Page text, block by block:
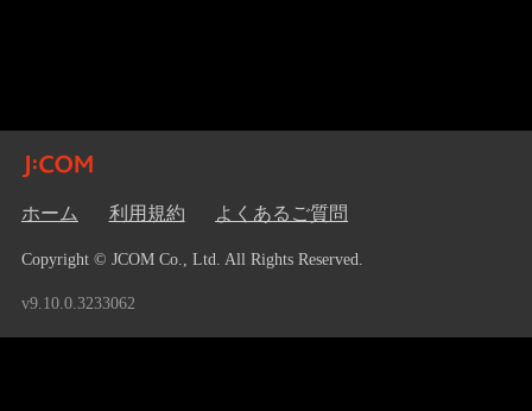
ホーム 利用規約 よくあるご質問
Copyright © JCOM Co., Ltd. All Rights Reserved.
v9.10.0.3233062